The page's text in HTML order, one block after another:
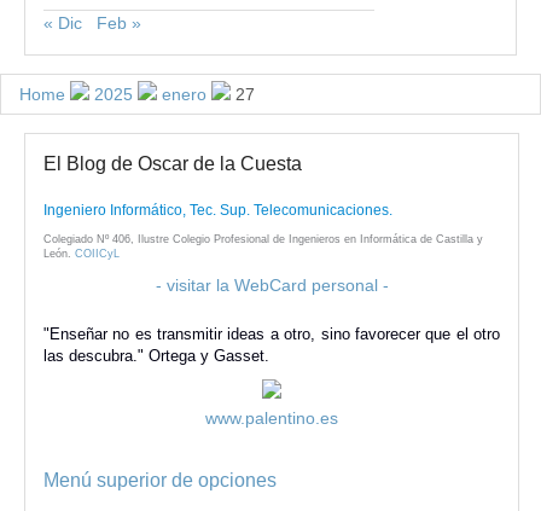
« Dic
Feb »
Home 2025 enero 27
El Blog de Oscar de la Cuesta
Ingeniero Informático, Tec. Sup. Telecomunicaciones.
Colegiado Nº 406, Ilustre Colegio Profesional de Ingenieros en Informática de Castilla y
León. COIICyL
- visitar la WebCard personal -
"Enseñar no es transmitir ideas a otro, sino favorecer que el otro
las descubra." Ortega y Gasset.
www.palentino.es
Menú superior de opciones